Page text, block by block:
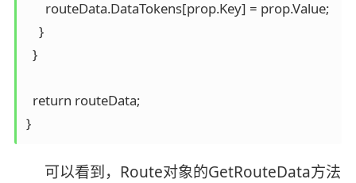
      routeData.DataTokens[prop.Key] = prop.Value;
    }
  }
  return routeData;
}
可以看到，Route对象的GetRouteData方法